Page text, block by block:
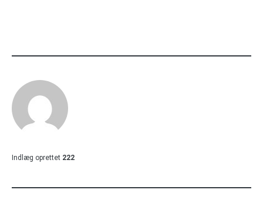
Indlæg oprettet 222